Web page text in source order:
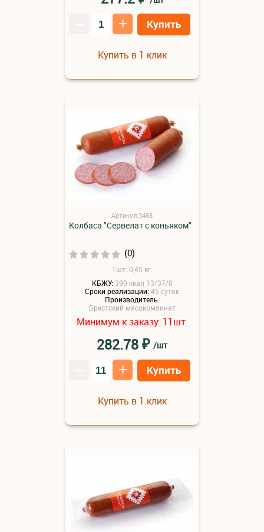
+ Купить
Купить в 1 клик
Артикул:3468
Колбаса "Сервелат с коньяком"
(0)
1шт: 0,45 кг.
КБЖУ: 390 ккал 13/37/0
Сроки реализации:45 суток
Производитель:
Брестский мясокомбинат
Минимум к заказу: 11шт.
282.78₽ /шт
+ Купить
Купить в 1 клик